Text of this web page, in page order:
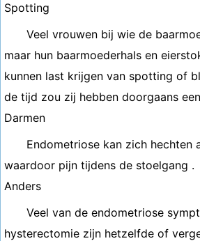
Spotting
Veel vrouwen bij wie de
maar hun baarmoederhals en
kunnen last krijgen van spotting of
de tijd zou zij hebben doorgaans
Darmen
Endometriose kan zich hechten
waardoor pijn tijdens de stoelgang .
Anders
Veel van de endometriose
hysterectomie zijn hetzelfde of